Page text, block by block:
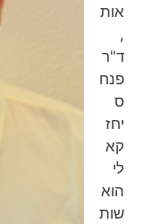
אות
,
ד"ר
פנח
ס
יחז
קא
לי
הוא
שות